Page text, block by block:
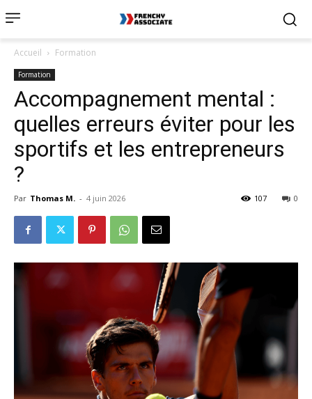
Accueil Formation
Formation
Accompagnement mental :
quelles erreurs éviter pour les
sportifs et les entrepreneurs
?
Par Thomas M. - 4 juin 2026 0
107